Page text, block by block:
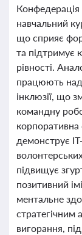
Конфедерація
навчальний
що сприяє
та підтримує
рівності.
працюють над
інклюзії, що
командну
корпоративна
демонструє
підвищує
позитивний
ментальне
стратегічним
вигорання,